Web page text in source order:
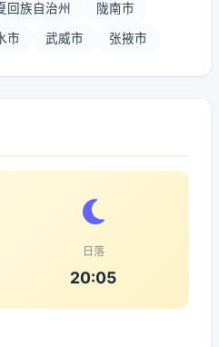
回族自治州 陇南市
市 武威市 张掖市
日落
20:05